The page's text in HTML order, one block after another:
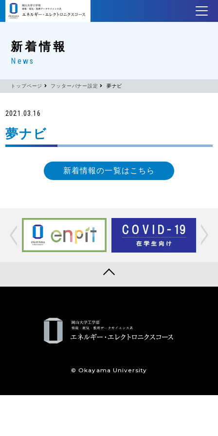
新着情報
News
トップページ フッターバナー設定 夢ナビ
2021.03.16
夢ナビ
新着情報の一覧はこちら
© Okayama University